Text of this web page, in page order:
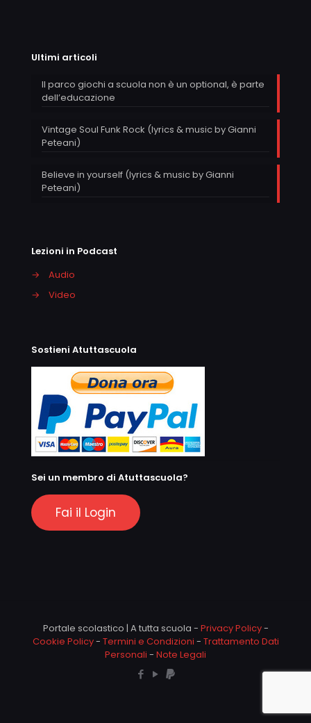
Ultimi articoli
Il parco giochi a scuola non è un optional, è parte
dell’educazione
Vintage Soul Funk Rock (lyrics & music by Gianni
Peteani)
Believe in yourself (lyrics & music by Gianni
Peteani)
Lezioni in Podcast
→
Audio
→
Video
Sostieni Atuttascuola
Sei un membro di Atuttascuola?
Fai il Login
Portale scolastico | A tutta scuola - Privacy Policy-
Cookie Policy- Termini e Condizioni - Trattamento Dati
Personali - Note Legali